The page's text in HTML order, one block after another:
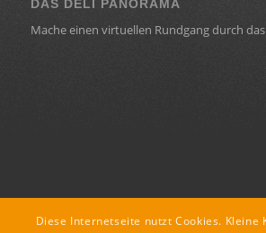
DAS DELI PANORAMA
Mache einen virtuellen Rundgang durch das
Diese Internetseite nutzt Cookies. Kleine